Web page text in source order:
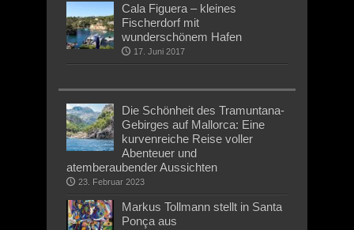
Cala Figuera – kleines
Fischerdorf mit
wunderschönem Hafen
17. Juni 2017
Die Schönheit des Tramuntana-
Gebirges auf Mallorca: Eine
kurvenreiche Reise voller
Abenteuer und
atemberaubender Aussichten
23. Februar 2023
Markus Tollmann stellt in Santa
Ponça aus